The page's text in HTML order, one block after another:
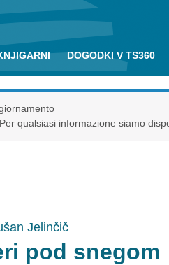
DOGODKI V TS360
qualsiasi informazione siamo
Jelinčič
pod snegom